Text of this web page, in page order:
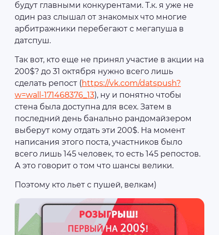
будут главными конкурентами. Т.к. я уже не
один раз слышал от знакомых что многие
арбитражники перебегают с мегапуша в
датспуш.
Так вот, кто еще не принял участие в акции на
200$? до 31 октября нужно всего лишь
сделать репост (https://vk.com/datspush?
w=wall-171468376_13), ну и понятно чтобы
стена была доступна для всех. Затем в
последний день банально рандомайзером
выберут кому отдать эти 200$. На момент
написания этого поста, участников было
всего лишь 145 человек, то есть 145 репостов.
А это говорит о том что шансы велики.
Поэтому кто льет с пушей, велкам)